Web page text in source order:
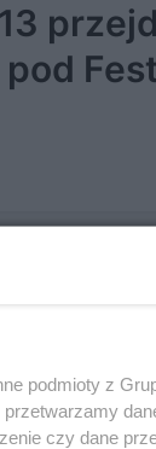
ma
podmioty z
czy dane